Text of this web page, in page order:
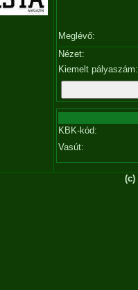
Meglévő:
Nézet:
Kiemelt pályaszám:
KBK-kód:
Vasút:
(c)